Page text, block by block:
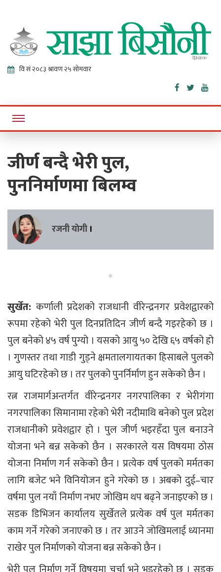
Sajha
Bisaunee
Online News Portal
जीर्ण बन्दै भेरी पुल,
पुननिर्माणमा बिलम्व
रजनी याेगी ।
सुर्खेत: कर्णाली प्रदेशको राजधानी वीरेन्द्रनगर प्रवेशद्वारको
रूपमा रहेको भेरी पुल दिनप्रतिदिन जीर्ण बन्दै गइरहेको छ ।
पुल बनेको ४५ वर्ष पुग्यो । यसको आयु ५० देखि ६५ वर्षको हो
। गुणस्तर तथा गाडी गुड्ने क्षमतालगायतका हिसाबले पुलको
आयु घटिरहेको छ । तर पुलको पुनर्निर्माण हुन सकेको छैन ।
रत्न राजमार्गअन्तर्गत वीरेन्द्रनगर नगरपालिका र भेरीगंगा
नगरपालिका सिमानामा रहेको भेरी नदीमाथि बनेको पुल प्रदेश
राजधानीको प्रवेशद्वार हो । पुल जीर्ण भइरहँदा पुल बनाउने
योजना भने बन्न सकेको छैन । सरकारले यस विषयमा ठोस
योजना निर्माण गर्न सकेको छैन । प्रत्येक वर्ष पुलको मर्मतका
लागि बजेट भने विनियोजन हुने गरेको छ । अबको दुई–चार
वर्षमा पुल नयाँ निर्माण नभए जोखिम थप बढ्ने जनाइएको छ ।
सडक डिभिजन कार्यालय सुर्खेतले प्रत्येक वर्ष पुल मर्मतका
काम गर्ने गरेको जनाएको छ । तर आउने जोखिमलाई ध्यानमा
राखेर पुल निर्माणको योजना बन्न सकेको छैन ।